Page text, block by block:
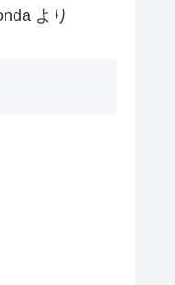
より